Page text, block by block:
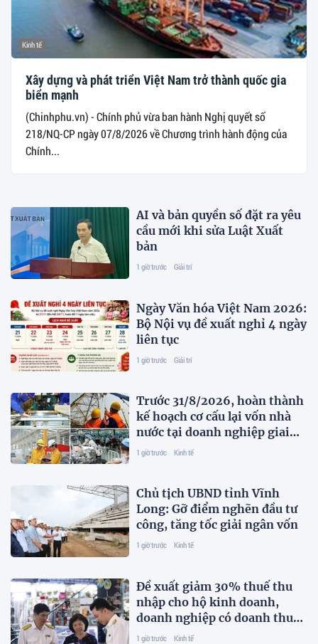
Kinh tế
Xây dựng và phát triển Việt Nam trở thành quốc gia
biển mạnh
(Chinhphu.vn) - Chính phủ vừa ban hành Nghị quyết số
218/NQ-CP ngày 07/8/2026 về Chương trình hành động của
Chính...
AI và bản quyền số đặt ra yêu
cầu mới khi sửa Luật Xuất
bản
1 giờ trước Giải trí
Ngày Văn hóa Việt Nam 2026:
Bộ Nội vụ đề xuất nghỉ 4 ngày
liên tục
1 giờ trước Giải trí
Trước 31/8/2026, hoàn thành
kế hoạch cơ cấu lại vốn nhà
nước tại doanh nghiệp giai
đoạn 2026-2030
1 giờ trước Kinh tế
Chủ tịch UBND tỉnh Vĩnh
Long: Gỡ điểm nghẽn đầu tư
công, tăng tốc giải ngân vốn
1 giờ trước Kinh tế
Đề xuất giảm 30% thuế thu
nhập cho hộ kinh doanh,
doanh nghiệp có doanh thu
đến 10 tỷ đồng
1 giờ trước Kinh tế